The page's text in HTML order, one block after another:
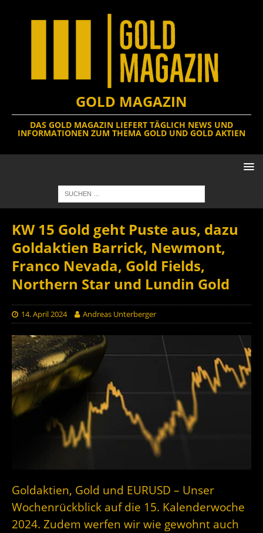
GOLD MAGAZIN
DAS GOLD MAGAZIN LIEFERT TÄGLICH NEWS UND
INFORMATIONEN ZUM THEMA GOLD UND GOLD AKTIEN
KW 15 Gold geht Puste aus, dazu
Goldaktien Barrick, Newmont,
Franco Nevada, Gold Fields,
Northern Star und Lundin Gold
14. April 2024 Andreas Unterberger
Goldaktien, Gold und EURUSD – Unser
Wochenrückblick auf die 15. Kalenderwoche
2024. Zudem werfen wir wie gewohnt auch